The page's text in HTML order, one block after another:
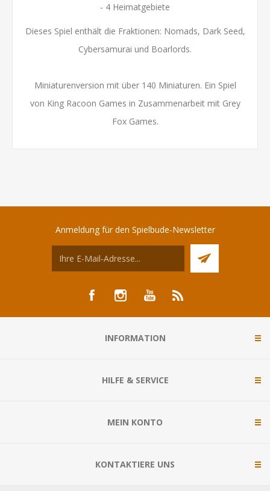
- 4 Heimatgebiete
Dieses Spiel enthält die Fraktionen: Nomads, Dark Seed,
Cybersamurai und Boarlords.
Miniaturenversion mit über 140 Miniaturen. Ein Spiel
von King Racoon Games in Zusammenarbeit mit Grey
Fox Games.
Anmeldung für den Spielbude-Newsletter
INFORMATION
HILFE & SERVICE
MEIN KONTO
KONTAKTIERE UNS